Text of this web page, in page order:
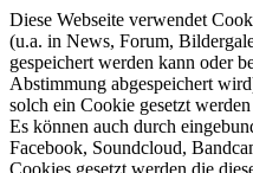
Diese Webseite verwendet
(u.a. in News, Forum,
gespeichert werden kann oder
Abstimmung abgespeichert
solch ein Cookie gesetzt
Es können auch durch
Facebook, Soundcloud,
Cookies gesetzt werden die